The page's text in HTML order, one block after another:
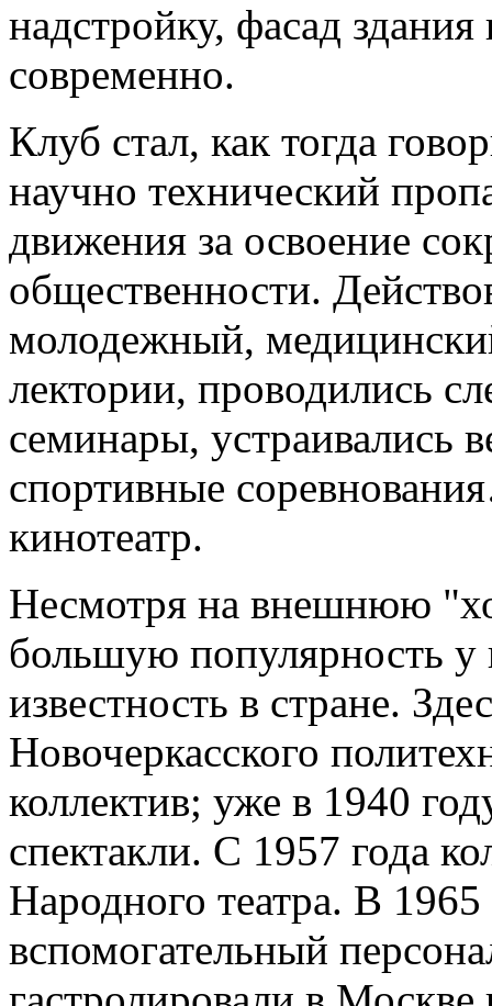
надстройку, фасад
современно.
Клуб стал, как тогда
научно технический
движения за освоение
общественности.
молодежный,
лектории, проводились
семинары, устраивались
спортивные
кинотеатр.
Несмотря на внешнюю
большую популярность
известность в стране.
Новочеркасского
коллектив; уже в 1940
спектакли. С 1957 года
Народного театра. В 1965
вспомогательный